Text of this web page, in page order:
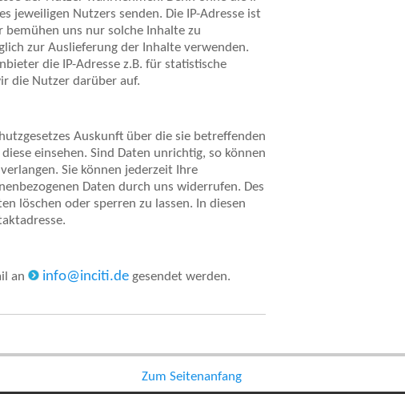
jeweiligen Nutzers senden. Die IP-Adresse ist
uns nur solche Inhalte zu
zur Auslieferung der Inhalte verwenden.
die IP-Adresse z.B. für statistische
die Nutzer darüber auf.
Auskunft über die sie betreffenden
einsehen. Sind Daten unrichtig, so können
Sie können jederzeit Ihre
Daten durch uns widerrufen. Des
löschen oder sperren zu lassen. In diesen
an info@inciti.degesendet werden.
Zum Seitenanfang